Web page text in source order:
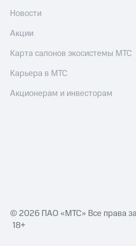
Новости
Акции
Карта салонов экосистемы МТС
Карьера в МТС
Акционерам и инвесторам
© 2026 ПАО «МТС» Все права
18+